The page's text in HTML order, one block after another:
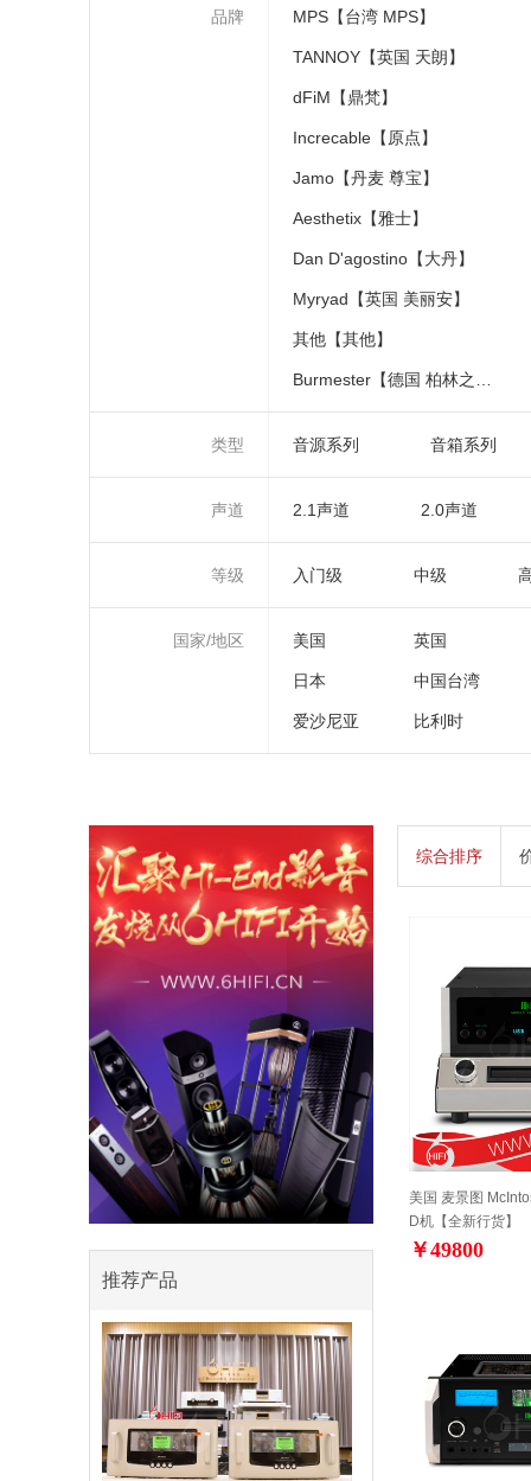
品牌 MPS【台湾 MPS】
TANNOY【英国 天朗】
dFiM【鼎梵】
Increcable【原点】
Jamo【丹麦 尊宝】
Aesthetix【雅士】
Dan D'agostino【大丹】
Myryad【英国 美丽安】
其他【其他】
类型 音源系列 音箱系列
声道 2.1声道 2.0声道
等级 入门级 中级
国家/地区 美国 英国
日本 中国台湾
爱沙尼亚 比利时
推荐产品
综合排序
美国 麦景图
D机【全新行货】
￥49800